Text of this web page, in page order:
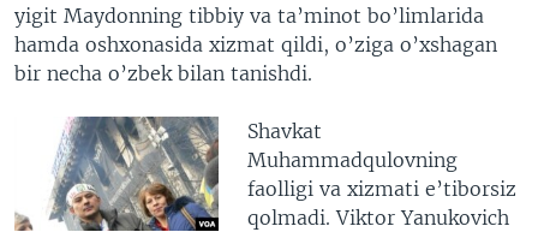
yigit Maydonning tibbiy va ta’minot bo’limlarida
hamda oshxonasida xizmat qildi, o’ziga o’xshagan
bir necha o’zbek bilan tanishdi.
Shavkat
Muhammadqulovning
faolligi va xizmati e’tiborsiz
qolmadi. Viktor Yanukovich